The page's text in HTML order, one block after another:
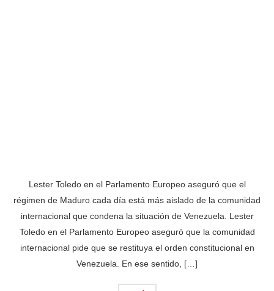
Lester Toledo en el Parlamento Europeo aseguró que el
régimen de Maduro cada día está más aislado de la comunidad
internacional que condena la situación de Venezuela. Lester
Toledo en el Parlamento Europeo aseguró que la comunidad
internacional pide que se restituya el orden constitucional en
Venezuela. En ese sentido, […]